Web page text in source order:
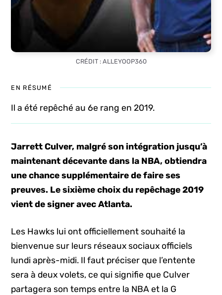
CRÉDIT : ALLEYOOP360
EN RÉSUMÉ
Il a été repêché au 6e rang en 2019.
Jarrett Culver, malgré son intégration jusqu’à
maintenant décevante dans la NBA, obtiendra
une chance supplémentaire de faire ses
preuves. Le sixième choix du repêchage 2019
vient de signer avec Atlanta.
Les Hawks lui ont officiellement souhaité la
bienvenue sur leurs réseaux sociaux officiels
lundi après-midi. Il faut préciser que l’entente
sera à deux volets, ce qui signifie que Culver
partagera son temps entre la NBA et la G